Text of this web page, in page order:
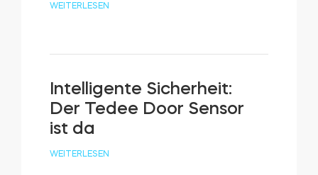
WEITERLESEN
Intelligente Sicherheit:
Der Tedee Door Sensor
ist da
WEITERLESEN